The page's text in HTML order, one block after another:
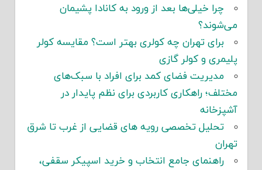
چرا خیلی‌ها بعد از ورود به کانادا پشیمان
می‌شوند؟
برای تهران چه کولری بهتر است؟ مقایسه کولر
پلیمری و کولر گازی
مدیریت فضای کمد برای افراد با سبک‌های
مختلف؛ راهکاری کاربردی برای نظم پایدار در
آشپزخانه
تحلیل تخصصی رویه های قضایی از غرب تا شرق
تهران
راهنمای جامع انتخاب و خرید اسپیکر سقفی،